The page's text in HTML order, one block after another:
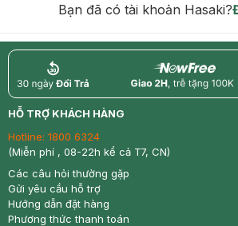
Bạn đã có tài khoản Hasaki?
return nowfree
HỖ TRỢ KHÁCH HÀNG
Hotline: 1800 6324
(Miễn phí , 08-22h kể cả T7, CN)
Các câu hỏi thường gặp
Gửi yêu cầu hỗ trợ
Hướng dẫn đặt hàng
Phương thức thanh toán